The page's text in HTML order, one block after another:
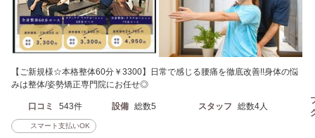
【ご新規様☆本格整体60分￥3300】日常で感じる腰痛を徹底改善!!身体の悩
みは整体/姿勢矯正専門院にお任せ◎
口コミ 543件 設備 総数5 スタッフ 総数4人
スマート支払いOK